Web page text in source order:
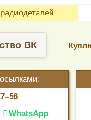
ВК
WhatsApp